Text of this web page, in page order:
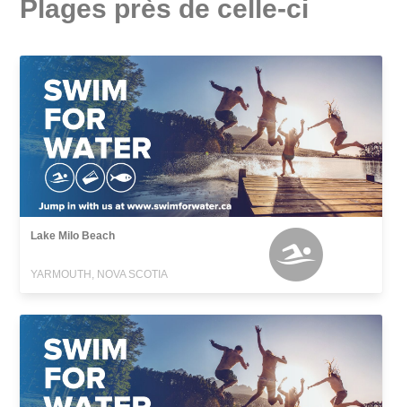
Plages près de celle-ci
Lake Milo Beach
YARMOUTH, NOVA SCOTIA